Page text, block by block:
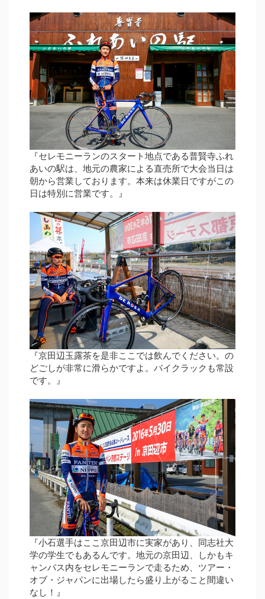
『セレモニーランのスタート地点である普賢寺ふれ
あいの駅は、地元の農家による直売所で大会当日は
朝から営業しております。本来は休業日ですがこの
日は特別に営業です。』
『京田辺玉露茶を是非ここでは飲んでください。の
どごしが非常に滑らかですよ。バイクラックも常設
です。』
『小石選手はここ京田辺市に実家があり、同志社大
学の学生でもあるんです。地元の京田辺、しかもキ
ャンパス内をセレモニーランで走るため、ツアー・
オブ・ジャパンに出場したら盛り上がること間違い
なし！』